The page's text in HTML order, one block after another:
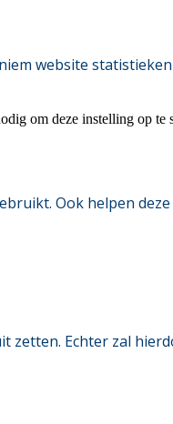
website
om deze instelling op
Ook helpen
Echter zal